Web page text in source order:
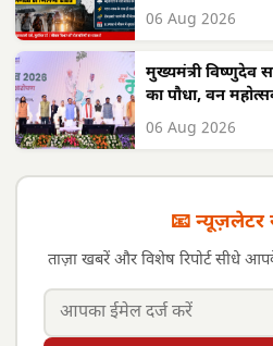
06 Aug 2026
मुख्यमंत्री विष्णुदेव
का पौधा, वन
06 Aug 2026
📧
ताज़ा खबरें और विशेष रिपोर्ट सीधे